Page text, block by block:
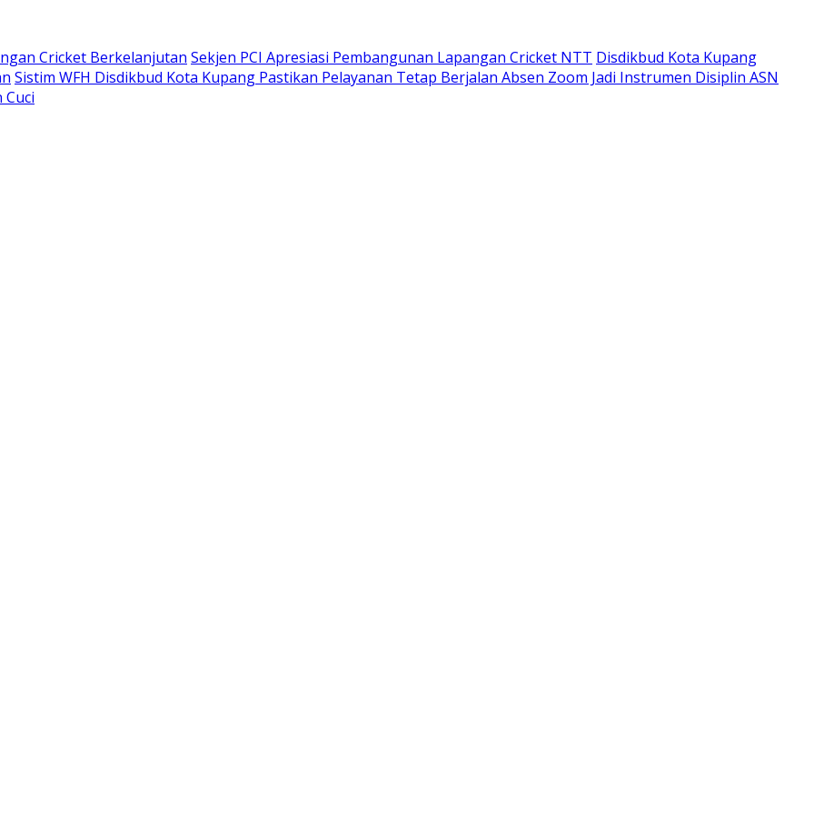
Cricket Berkelanjutan Sekjen PCI Apresiasi Pembangunan Lapangan Cricket NTT Disdikbud Kota Kupang
Sistim WFH Disdikbud Kota Kupang Pastikan Pelayanan Tetap Berjalan Absen Zoom Jadi Instrumen Disiplin ASN